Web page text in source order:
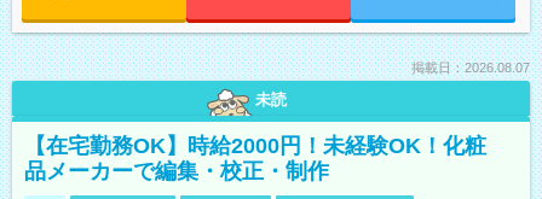
掲載日：2026.08.07
未読
【在宅勤務OK】時給2000円！未経験OK！化粧
品メーカーで編集・校正・制作